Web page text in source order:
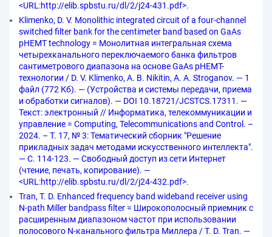
<URL:http://elib.spbstu.ru/dl/2/j24-431.pdf>.
Klimenko, D. V. Monolithic integrated circuit of a four-channel
switched filter bank for the centimeter band based on GaAs
pНЕМТ technology = Монолитная интегральная схема
четырехканального переключаемого банка фильтров
сантиметрового диапазона на основе GaAs pНЕМТ-
технологии / D. V. Klimenko, A. B. Nikitin, A. A. Stroganov. — 1
файл (772 Кб). — (Устройства и системы передачи, приема
и обработки сигналов). — DOI 10.18721/JCSTCS.17311. —
Текст: электронный // Информатика, телекоммуникации и
управление = Computing, Telecommunications and Control. –
2024. – Т. 17, № 3: Тематический сборник "Решение
прикладных задач методами искусственного интеллекта".
— С. 114-123. — Свободный доступ из сети Интернет
(чтение, печать, копирование). —
<URL:http://elib.spbstu.ru/dl/2/j24-432.pdf>.
Tran, T. D. Enhanced frequency band wideband receiver using
N-path Miller bandpass filter = Широкополосный приемник с
расширенным диапазоном частот при использовании
полосового N-канального фильтра Миллера / T. D. Tran. —